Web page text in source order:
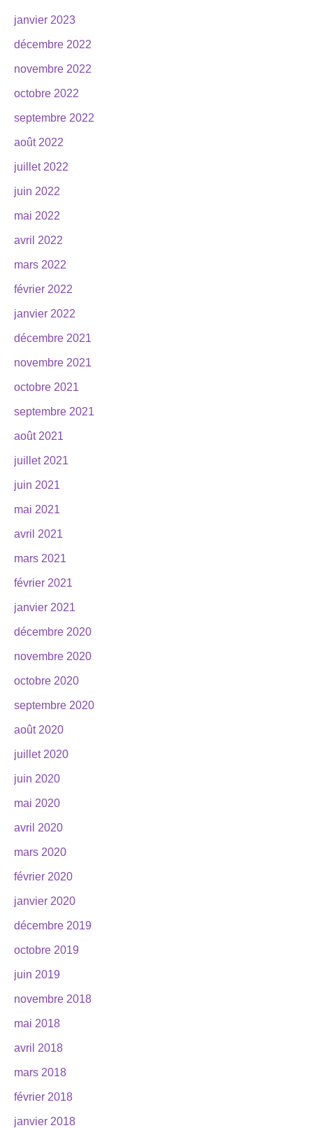
janvier 2023
décembre 2022
novembre 2022
octobre 2022
septembre 2022
août 2022
juillet 2022
juin 2022
mai 2022
avril 2022
mars 2022
février 2022
janvier 2022
décembre 2021
novembre 2021
octobre 2021
septembre 2021
août 2021
juillet 2021
juin 2021
mai 2021
avril 2021
mars 2021
février 2021
janvier 2021
décembre 2020
novembre 2020
octobre 2020
septembre 2020
août 2020
juillet 2020
juin 2020
mai 2020
avril 2020
mars 2020
février 2020
janvier 2020
décembre 2019
octobre 2019
juin 2019
novembre 2018
mai 2018
avril 2018
mars 2018
février 2018
janvier 2018